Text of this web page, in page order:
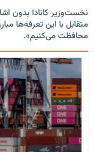
نخست‌وزیر کانادا بدون
متقابل با این تعرفه‌ها
محافظت می‌کنیم».